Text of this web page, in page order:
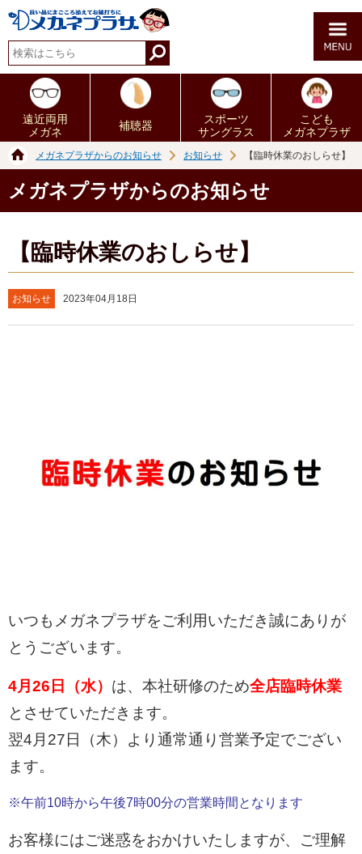
遠近両用
メガネ
補聴器
スポーツ
サングラス
こども
メガネプラザ
メガネプラザからのお知らせ お知らせ 【臨時休業のおしらせ】
メガネプラザからのお知らせ
【臨時休業のおしらせ】
お知らせ 2023年04月18日
いつもメガネプラザをご利用いただき誠にありが
とうございます。
4月26 日（水） は、本社研修のため全店臨時休業
とさせていただきます。
翌4月27日（木）より通常通り営業予定でござい
ます。
※午前10時から午後7時00分の営業時間となります
お客様にはご迷惑をおかけいたしますが、ご理解